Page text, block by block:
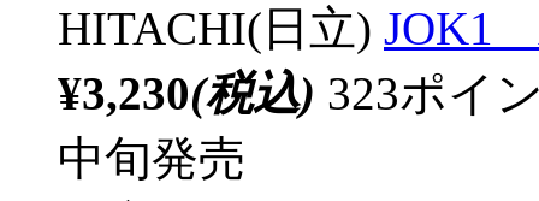
HITACHI(日立) JOK1
¥3,230(税込) 323ポイ
中旬発売